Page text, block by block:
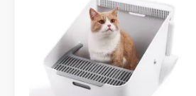
Čištenie:
Denne- Nalejte teplú vodu na
zásobník.